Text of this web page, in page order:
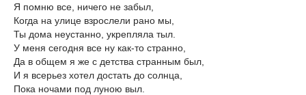
Я помню все, ничего не забыл,
Когда на улице взрослели рано мы,
Ты дома неустанно, укрепляла тыл.
У меня сегодня все ну как-то странно,
Да в общем я же с детства странным был,
И я всерьез хотел достать до солнца,
Пока ночами под луною выл.